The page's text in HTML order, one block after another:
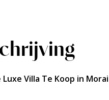
Luxe Villa Te Koop in